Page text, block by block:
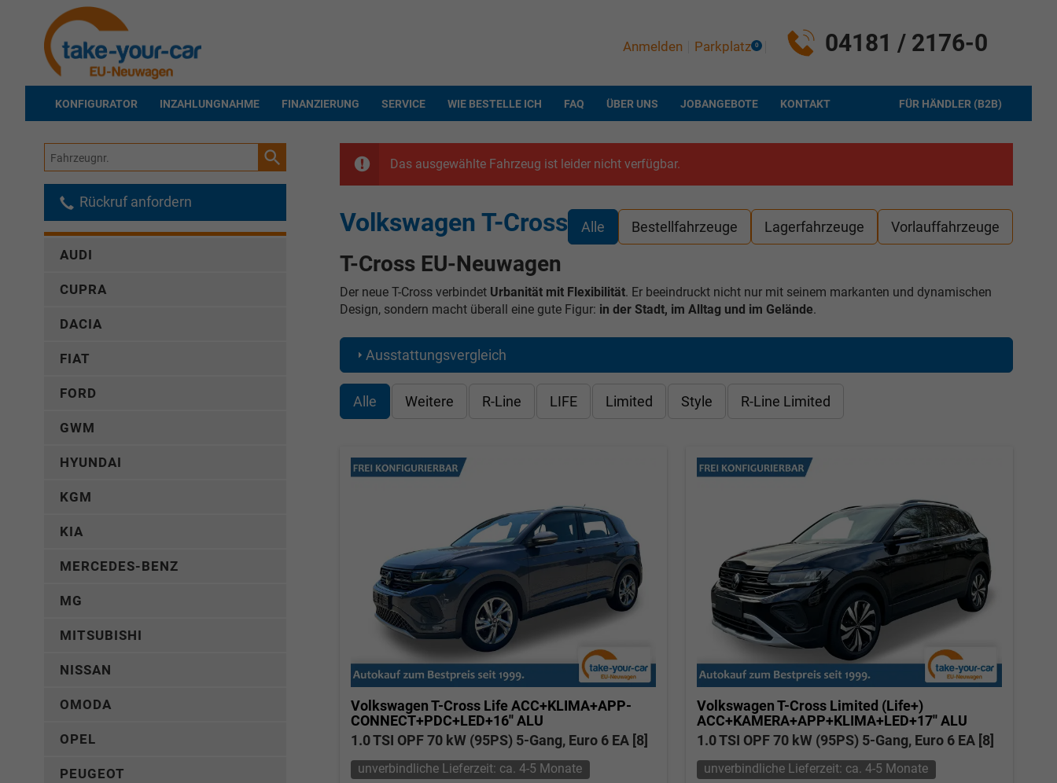
04181 / 2176-0
Anmelden Parkplatz 0
KONFIGURATOR INZAHLUNGNAHME FINANZIERUNG SERVICE WIE BESTELLE ICH FAQ ÜBER UNS JOBANGEBOTE FÜR HÄNDLER (B2B)
KONTAKT
Das ausgewählte Fahrzeug ist leider nicht verfügbar.
Alle Bestellfahrzeuge Lagerfahrzeuge Vorlauffahrzeuge
Volkswagen T-Cross
T-Cross EU-Neuwagen
Der neue T-Cross verbindet Urbanität mit Flexibilität. Er beeindruckt nicht nur mit seinem markanten und dynamischen
Design, sondern macht überall eine gute Figur: in der Stadt, im Alltag und im Gelände.
Ausstattungsvergleich
Alle Weitere R-Line LIFE Limited Style R-Line Limited
Volkswagen T-Cross Life ACC+KLIMA+APP-
CONNECT+PDC+LED+16'' ALU
1.0 TSI OPF 70 kW (95PS) 5-Gang, Euro 6 EA [8]
unverbindliche Lieferzeit: ca. 4-5 Monate
Volkswagen T-Cross Limited (Life+)
ACC+KAMERA+APP+KLIMA+LED+17'' ALU
1.0 TSI OPF 70 kW (95PS) 5-Gang, Euro 6 EA [8]
unverbindliche Lieferzeit: ca. 4-5 Monate
Fahrzeugnr.
Rückruf anfordern
AUDI
CUPRA
DACIA
FIAT
FORD
GWM
HYUNDAI
KGM
KIA
MERCEDES-BENZ
MG
MITSUBISHI
NISSAN
OMODA
OPEL
PEUGEOT